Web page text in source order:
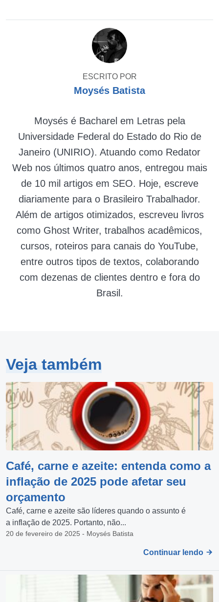
ESCRITO POR
Moysés Batista
Moysés é Bacharel em Letras pela
Universidade Federal do Estado do Rio de
Janeiro (UNIRIO). Atuando como Redator
Web nos últimos quatro anos, entregou mais
de 10 mil artigos em SEO. Hoje, escreve
diariamente para o Brasileiro Trabalhador.
Além de artigos otimizados, escreveu livros
como Ghost Writer, trabalhos acadêmicos,
cursos, roteiros para canais do YouTube,
entre outros tipos de textos, colaborando
com dezenas de clientes dentro e fora do
Brasil.
Veja também
Café, carne e azeite: entenda como a
inflação de 2025 pode afetar seu
orçamento
Café, carne e azeite são líderes quando o assunto é
a inflação de 2025. Portanto, não...
20 de fevereiro de 2025 - Moysés Batista
Continuar lendo